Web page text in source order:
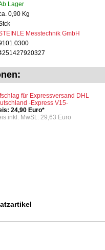
Lager
0,90 Kg
Messtechnik GmbH
für Expressversand DHL
-Express V15-
24,90 Euro*
inkl. MwSt.: 29,63 Euro